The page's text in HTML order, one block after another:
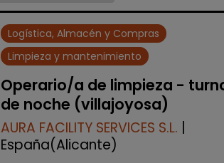
Logística, Almacén y Compras
Limpieza y mantenimiento
Operario/a de limpieza -
de noche (villajoyosa)
AURA FACILITY SERVICES S.L. |
España(Alicante)